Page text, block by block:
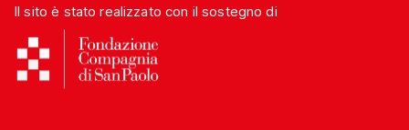
Il sito è stato realizzato con il sostegno di